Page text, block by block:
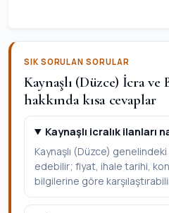
SIK SORULAN SORULAR
Kaynaşlı (Düzce) İcra ve
hakkında kısa cevaplar
Kaynaşlı icralık ilanları
Kaynaşlı (Düzce)
edebilir; fiyat, ihale tarihi,
bilgilerine göre